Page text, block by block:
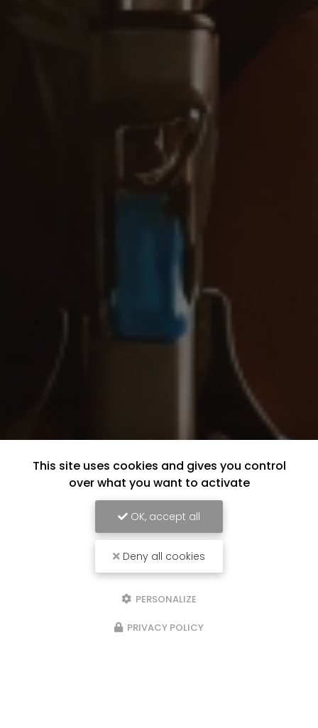
This site uses cookies and gives you control
over what you want to activate
OK, accept all
Deny all cookies
PERSONALIZE
PRIVACY POLICY